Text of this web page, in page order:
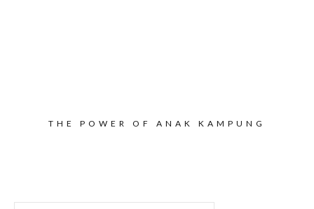
THE POWER OF ANAK KAMPUNG